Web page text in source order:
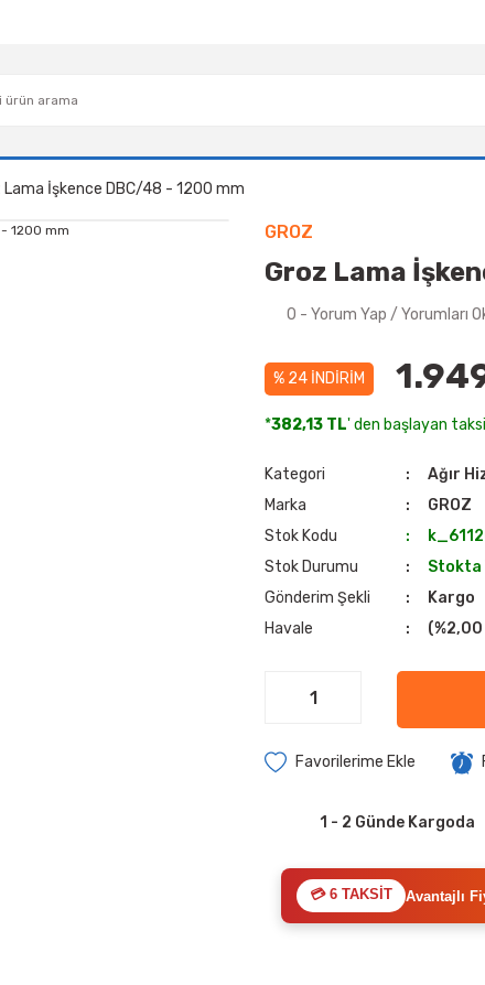
Lama İşkence DBC/48 - 1200 mm
GROZ
Groz Lama
0 - Yorum Yap / Yorumları
% 24 İNDİRİM
*382,13 TL' den başlayan
Kategori
Ağır
Marka
GROZ
Stok Kodu
Stok Durumu
Stokta
Gönderim Şekli
Kargo
Havale
1 - 2 Günde Kargoda
💳 6 TAKSİT Avantajlı